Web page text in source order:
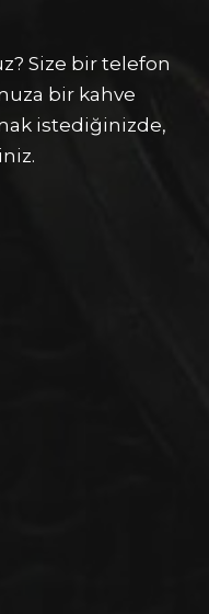
Size bir telefon
bir kahve
istediğinizde,